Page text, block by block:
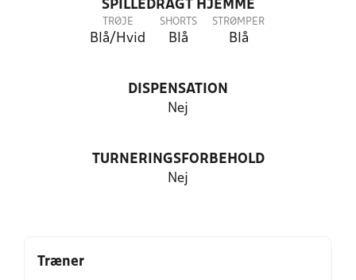
SPILLEDRAGT HJEMME
TRØJE
Blå/Hvid
SHORTS
Blå
STRØMPER
Blå
DISPENSATION
Nej
TURNERINGSFORBEHOLD
Nej
Træner